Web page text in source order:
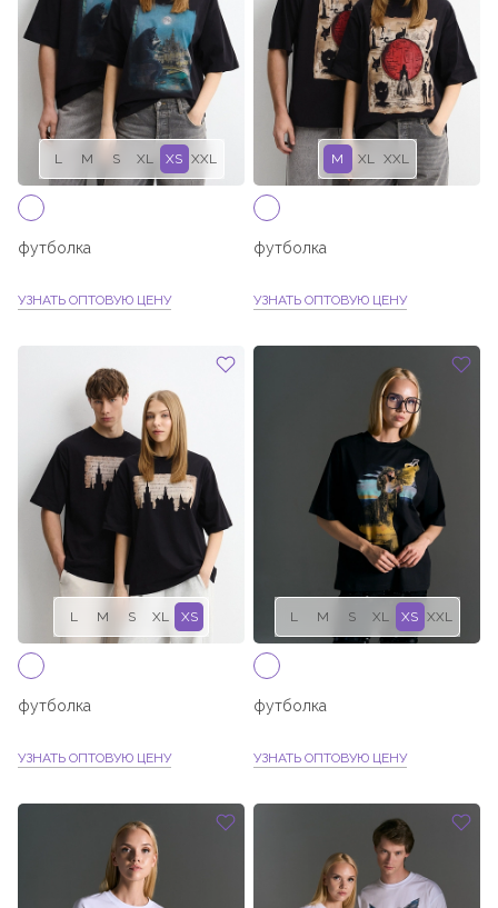
L M S XL XS XXL
футболка
УЗНАТЬ ОПТОВУЮ ЦЕНУ
M XL XXL
футболка
УЗНАТЬ ОПТОВУЮ ЦЕНУ
L M S XL XS
футболка
УЗНАТЬ ОПТОВУЮ ЦЕНУ
L M S XL XS XXL
футболка
УЗНАТЬ ОПТОВУЮ ЦЕНУ